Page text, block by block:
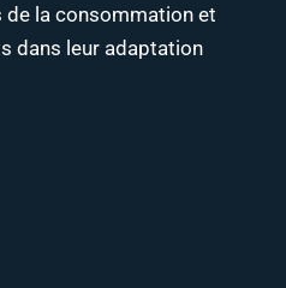
la consommation et
dans leur adaptation